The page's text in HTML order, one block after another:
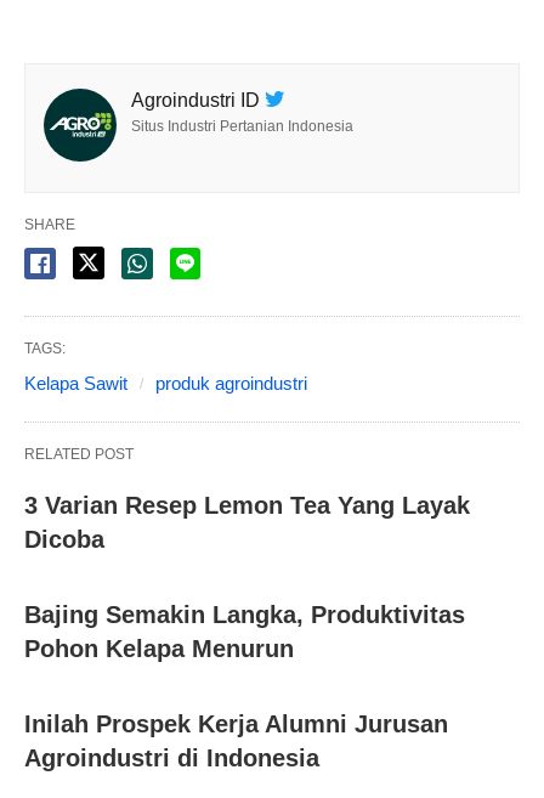
Agroindustri ID
Situs Industri Pertanian Indonesia
SHARE
TAGS:
Kelapa Sawit produk agroindustri
RELATED POST
3 Varian Resep Lemon Tea Yang Layak
Dicoba
Bajing Semakin Langka, Produktivitas
Pohon Kelapa Menurun
Inilah Prospek Kerja Alumni Jurusan
Agroindustri di Indonesia